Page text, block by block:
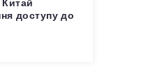
Китай
доступу до